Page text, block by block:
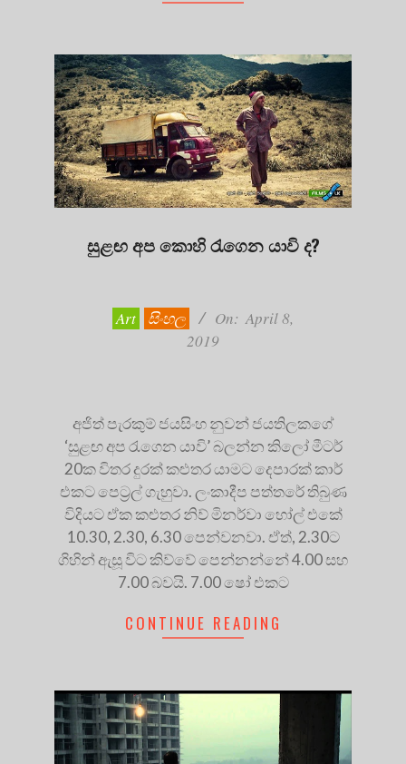
සුළඟ අප කොහි රැගෙන යාවි ද?
Art සිංහල On: April 8,
2019
අජිත් පැරකුම් ජයසිංහ නුවන් ජයතිලකගේ
‘සුළඟ අප රැගෙන යාවි’ බලන්න කිලෝ මීටර්
20ක විතර දුරක් කළුතර යාමට දෙපාරක් කාර්
එකට පෙට්‍රල් ගැහුවා. ලංකාදීප පත්තරේ තිබුණ
විදියට ඒක කළුතර නිව් මිනර්වා හෝල් එකේ
10.30, 2.30, 6.30 පෙන්වනවා. ඒත්, 2.30ට
ගිහින් ඇසූ විට කිව්වේ පෙන්නන්නේ 4.00 සහ
7.00 බවයි. 7.00 ෂෝ එකට
CONTINUE READING